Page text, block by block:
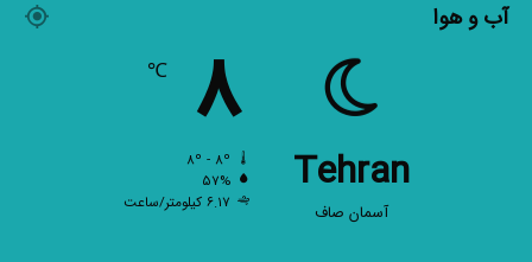
آب و هوا
Tehran
آسمان صاف
۸ ℃
۵۷%
۶.۱۷ کیلومتر/ساعت